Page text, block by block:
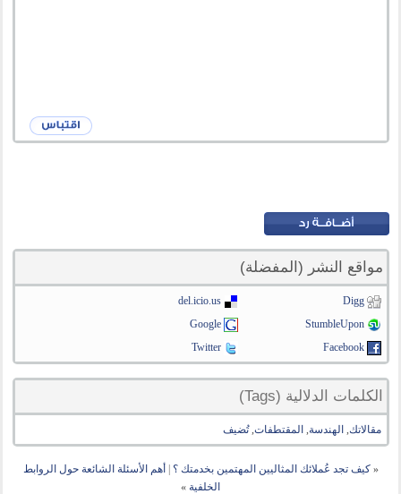
مواقع النشر (المفضلة)
Digg
del.icio.us
StumbleUpon
Google
Facebook
Twitter
الكلمات الدلالية (Tags)
مقالاتك, الهندسة, المقتطفات,تُضيف
« كيف تجد عُملائك المثاليين المهتمين بخدمتك ؟
أهم الأسئلة الشائعة حول الروابط
الخلفية »